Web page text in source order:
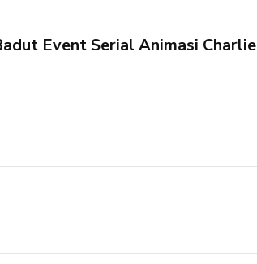
Event Serial Animasi Charlie